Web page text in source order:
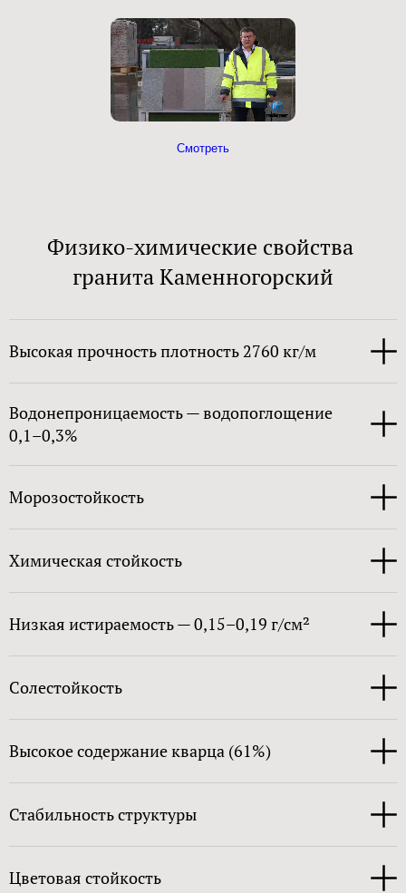
Смотреть
Физико-химические свойства
гранита Каменногорский
Высокая прочность плотность 2760 кг/м
Водонепроницаемость — водопоглощение
0,1–0,3%
Морозостойкость
Химическая стойкость
Низкая истираемость — 0,15–0,19 г/см²
Солестойкость
Высокое содержание кварца (61%)
Стабильность структуры
Цветовая стойкость